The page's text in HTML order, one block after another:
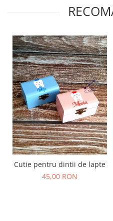
Cutie pentru dintii de lapte
45,00 RON